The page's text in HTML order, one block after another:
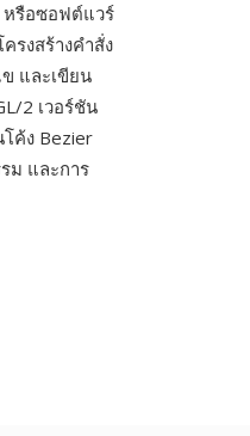
หรือซอฟต์แวร์
รงสร้างคำสั่ง
และเขียน
2 เวอร์ชัน
ค้ง Bezier
ม และการ